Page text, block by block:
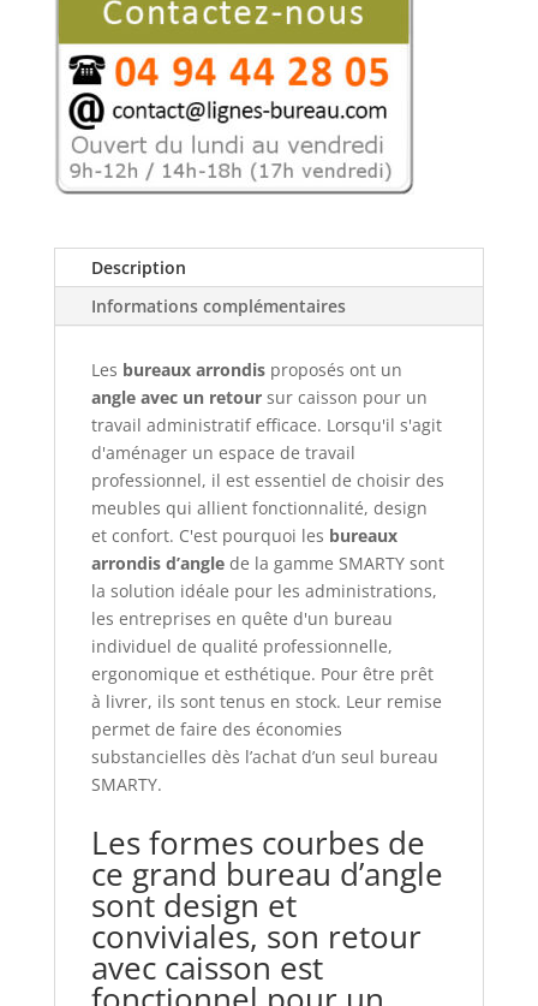
retour
à
90°,
SMARTY
Description
Informations complémentaires
Les bureaux arrondisproposés ont un
angle avec un retoursur caisson pour un
travail administratif efficace. Lorsqu'il s'agit
d'aménager un espace de travail
professionnel, il est essentiel de choisir des
meubles qui allient fonctionnalité, design
et confort. C'est pourquoi les bureaux
arrondis d’anglede la gamme SMARTY sont
la solution idéale pour les administrations,
les entreprises en quête d'un bureau
individuel de qualité professionnelle,
ergonomique et esthétique. Pour être prêt
à livrer, ils sont tenus en stock. Leur remise
permet de faire des économies
substancielles dès l’achat d’un seul bureau
SMARTY.
Les formes courbes de
ce grand bureau d’angle
sont design et
conviviales, son retour
avec caisson est